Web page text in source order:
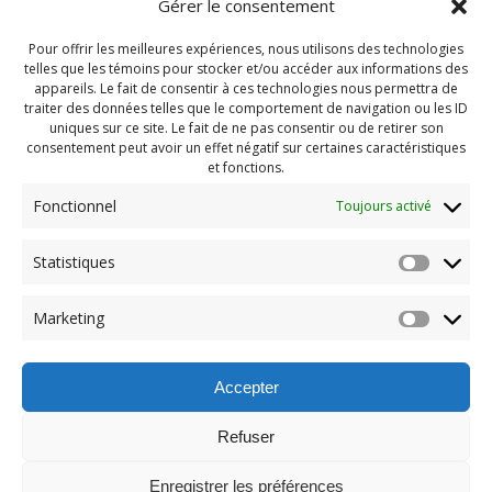
Gérer le consentement
Pour offrir les meilleures expériences, nous utilisons des technologies
telles que les témoins pour stocker et/ou accéder aux informations des
appareils. Le fait de consentir à ces technologies nous permettra de
traiter des données telles que le comportement de navigation ou les ID
uniques sur ce site. Le fait de ne pas consentir ou de retirer son
consentement peut avoir un effet négatif sur certaines caractéristiques
et fonctions.
Fonctionnel Toujours activé
Statistiques
Marketing
Accepter
Refuser
Enregistrer les préférences
Navigation
de
l'article
Previous
St-jean 2025 (49)